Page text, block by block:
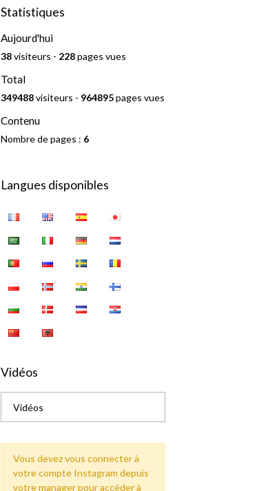
Statistiques
Aujourd'hui
38visiteurs - 228pages vues
Total
349488visiteurs - 964895pages vues
Contenu
Nombre de pages : 6
Langues disponibles
Vidéos
Vidéos
Vous devez vous connecter à
votre compte Instagram depuis
votre manager pour accéder à